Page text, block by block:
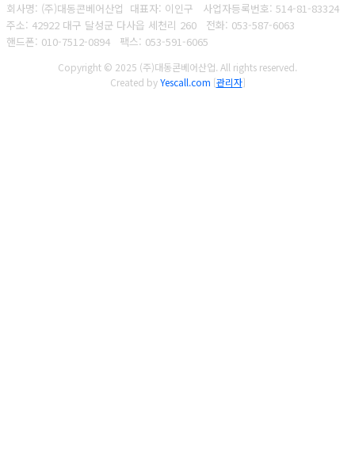
회사명: (주)대동콘베어산업 대표자: 이인구 사업자등록번호: 514-81-83324
주소: 42922 대구 달성군 다사읍 세천리 260 전화: 053-587-6063
핸드폰: 010-7512-0894
팩스: 053-591-6065
Copyright © 2025 (주)대동콘베어산업. All rights reserved.
Created byYescall.com [관리자]